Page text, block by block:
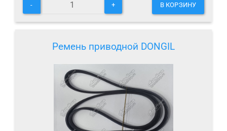
- + В КОРЗИНУ
Ремень приводной DONGIL